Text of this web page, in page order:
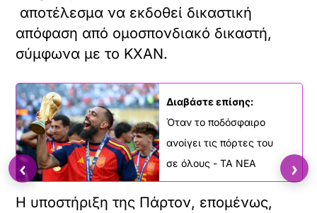
αποτέλεσμα να εκδοθεί δικαστική
απόφαση από ομοσπονδιακό δικαστή,
σύμφωνα με το KXAN.
Διαβάστε επίσης:
Όταν το ποδόσφαιρο
ανοίγει τις πόρτες του
σε όλους - ΤΑ ΝΕΑ
Η υποστήριξη της Πάρτον, επομένως,
‹ ›